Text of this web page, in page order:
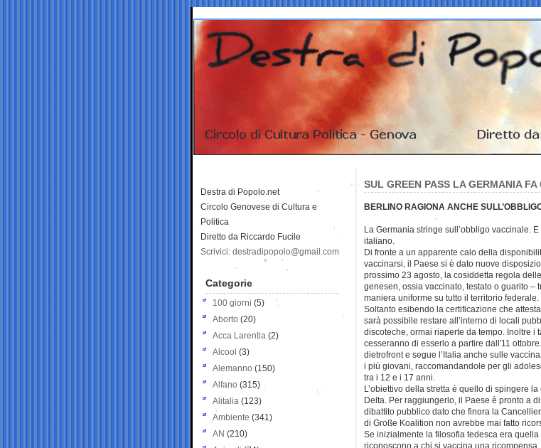
SUL GREEN PASS LA GERMANIA FA
BERLINO RAGIONA ANCHE
La Germania stringe sull’obbligo vaccinale.
italiano.
Di fronte a un apparente calo della
vaccinarsi, il Paese si è dato nuove
prossimo 23 agosto, la cosiddetta regola
genesen, ossia vaccinato, testato o guarito –
maniera uniforme su tutto il territorio federale.
Soltanto esibendo la certificazione che
sarà possibile restare all’interno di locali
discoteche, ormai riaperte da tempo. Inoltre i
cesseranno di esserlo a partire dall′11
dietrofront e segue l’Italia anche sulle
i più giovani, raccomandandole per gli
tra i 12 e i 17 anni.
L’obiettivo della stretta è quello di spingere
Delta. Per raggiungerlo, il Paese è pronto a
dibattito pubblico dato che finora la
di Große Koalition non avrebbe mai fatto
Se inizialmente la filosofia tedesca era
riconoscono a chi si vaccina una
Destra di Popolo.net
Circolo Genovese di Cultura e
Politica
Diretto da Riccardo Fucile
Scrivici: destradipopolo@gmail.com
Categorie
100 giorni (5)
Aborto (20)
Acca Larentia (2)
Alcool (3)
Alemanno (150)
Alfano (315)
Alitalia (123)
Ambiente (341)
AN (210)